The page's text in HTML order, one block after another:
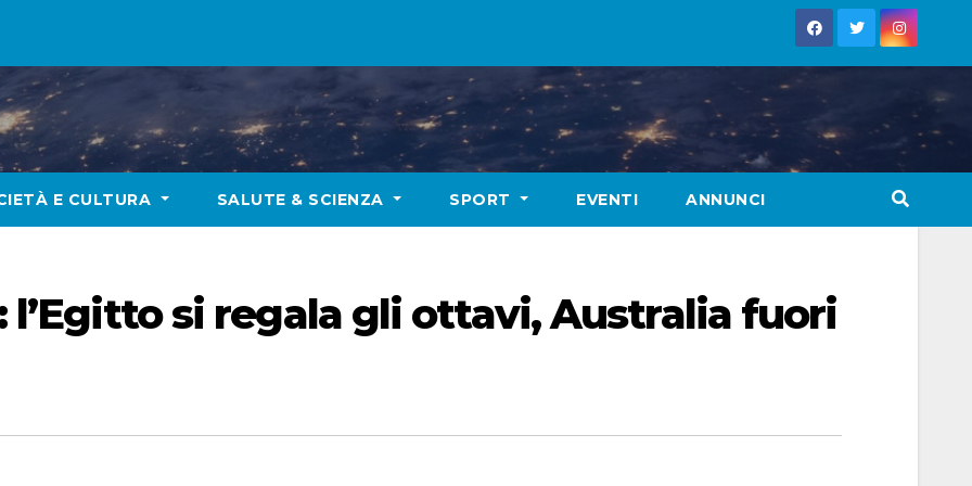
E CULTURA SALUTE & SCIENZA SPORT EVENTI ANNUNCI
l’Egitto si regala gli ottavi, Australia fuori